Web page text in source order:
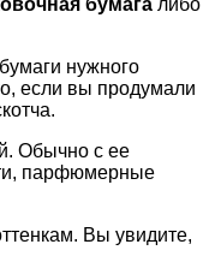
бумага либо
нужного
если вы продумали
Обычно с ее
парфюмерные
Вы увидите,